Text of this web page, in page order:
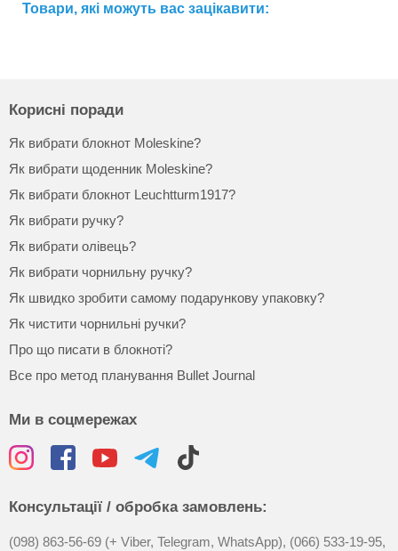
Товари, які можуть вас зацікавити:
Корисні поради
Як вибрати блокнот Moleskine?
Як вибрати щоденник Moleskine?
Як вибрати блокнот Leuchtturm1917?
Як вибрати ручку?
Як вибрати олівець?
Як вибрати чорнильну ручку?
Як швидко зробити самому подарункову упаковку?
Як чистити чорнильні ручки?
Про що писати в блокноті?
Все про метод планування Bullet Journal
Ми в соцмережах
Консультації / обробка замовлень:
(098) 863-56-69 (+ Viber, Telegram, WhatsApp), (066) 533-19-95,